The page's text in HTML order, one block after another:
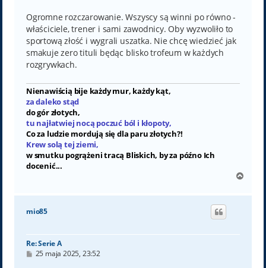
Ogromne rozczarowanie. Wszyscy są winni po równo -
właściciele, trener i sami zawodnicy. Oby wyzwoliło to
sportową złość i wygrali uszatka. Nie chcę wiedzieć jak
smakuje zero tituli będąc blisko trofeum w każdych
rozgrywkach.
Nienawiścią bije każdy mur, każdy kąt,
za daleko stąd
do gór złotych,
tu najłatwiej nocą poczuć ból i kłopoty,
Co za ludzie mordują się dla paru złotych?!
Krew solą tej ziemi,
w smutku pogrążeni tracą Bliskich, by za późno Ich
docenić...
g
mio85
Re: Serie A
P25 maja 2025, 23:52